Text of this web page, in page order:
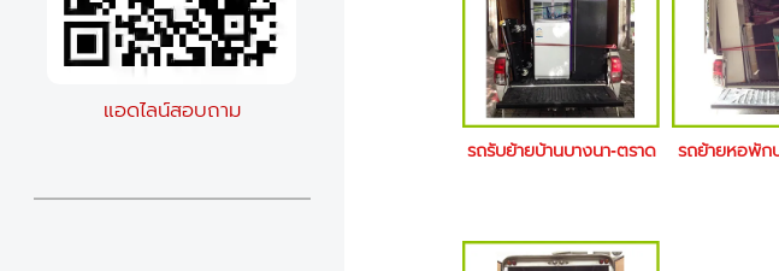
รถรับย้ายบ้านบางนา-ตราด รถย้ายหอพัก
แอดไลน์สอบถาม